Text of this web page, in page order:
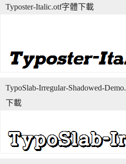
Typoster-Italic.otf字體下載
TypoSlab-Irregular-Shadowed-
下載